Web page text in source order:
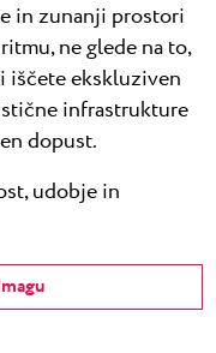
in zunanji prostori
ne glede na to,
ekskluziven
infrastrukture
dopust.
udobje in